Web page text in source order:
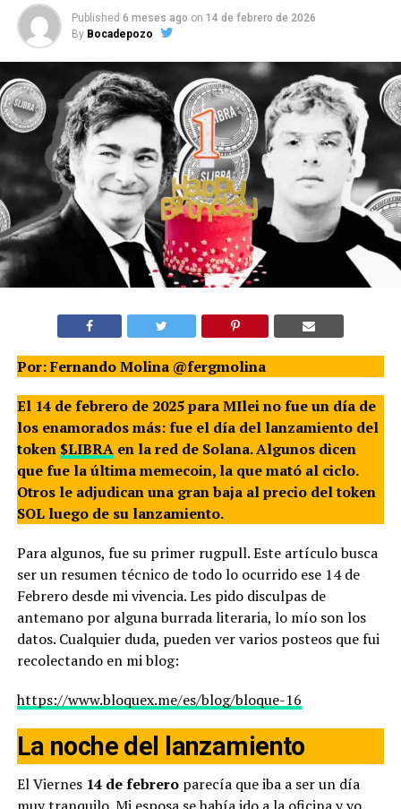
Published 6 meses ago on 14 de febrero de 2026
By Bocadepozo
Por: Fernando Molina @fergmolina
El 14 de febrero de 2025 para MIlei no fue un día de
los enamorados más: fue el día del lanzamiento del
token $LIBRAen la red de Solana. Algunos dicen
que fue la última memecoin, la que mató al ciclo.
Otros le adjudican una gran baja al precio del token
SOL luego de su lanzamiento.
Para algunos, fue su primer rugpull. Este artículo busca
ser un resumen técnico de todo lo ocurrido ese 14 de
Febrero desde mi vivencia. Les pido disculpas de
antemano por alguna burrada literaria, lo mío son los
datos. Cualquier duda, pueden ver varios posteos que fui
recolectando en mi blog:
https://www.bloquex.me/es/blog/bloque-16
La noche del lanzamiento
El Viernes 14 de febreroparecía que iba a ser un día